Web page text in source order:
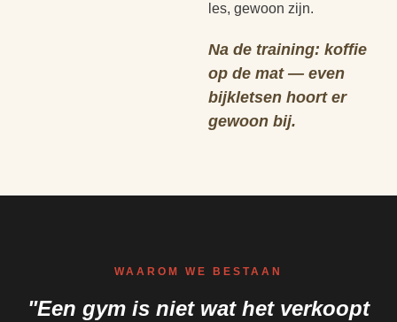
les, gewoon zijn.
Na de training: koffie
op de mat — even
bijkletsen hoort er
gewoon bij.
WAAROM WE BESTAAN
"Een gym is niet wat het verkoopt